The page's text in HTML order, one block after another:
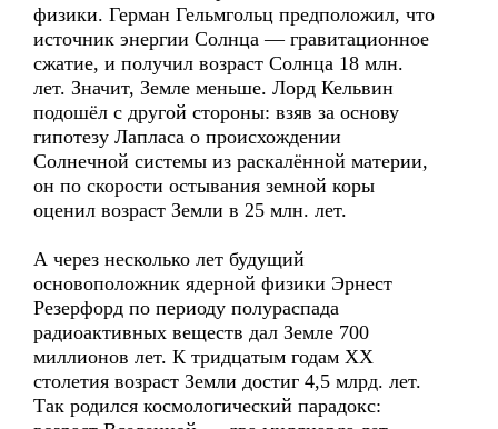
физики. Герман Гельмгольц предположил, что
источник энергии Солнца — гравитационное
сжатие, и получил возраст Солнца 18 млн.
лет. Значит, Земле меньше. Лорд Кельвин
подошёл с другой стороны: взяв за основу
гипотезу Лапласа о происхождении
Солнечной системы из раскалённой материи,
он по скорости остывания земной коры
оценил возраст Земли в 25 млн. лет.
А через несколько лет будущий
основоположник ядерной физики Эрнест
Резерфорд по периоду полураспада
радиоактивных веществ дал Земле 700
миллионов лет. К тридцатым годам XX
столетия возраст Земли достиг 4,5 млрд. лет.
Так родился космологический парадокс: